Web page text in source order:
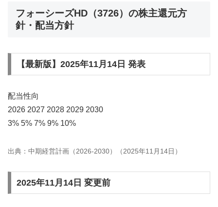
フォーシーズHD（3726）の株主還元方
針・配当方針
【最新版】2025年11月14日 発表
配当性向
2026 2027 2028 2029 2030
3% 5% 7% 9% 10%
出典：中期経営計画（2026-2030）（2025年11月14日）
2025年11月14日 変更前